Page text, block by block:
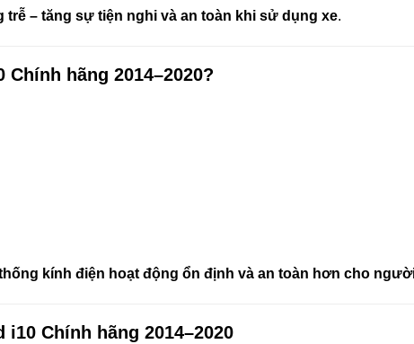
– tăng sự tiện nghi và an toàn khi sử dụng xe.
hãng 2014–2020?
kính điện hoạt động ổn định và an toàn hơn cho
Chính hãng 2014–2020